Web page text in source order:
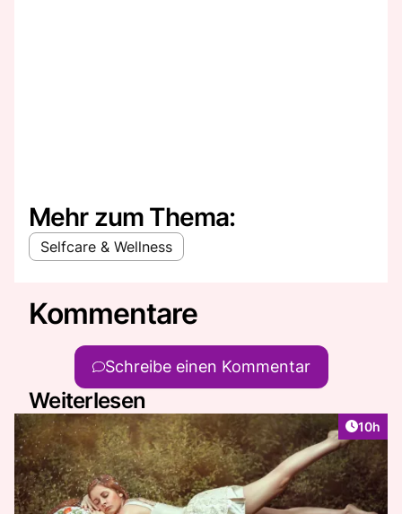
Mehr zum Thema:
Selfcare & Wellness
Kommentare
Schreibe einen Kommentar
Weiterlesen
Artikel
10h